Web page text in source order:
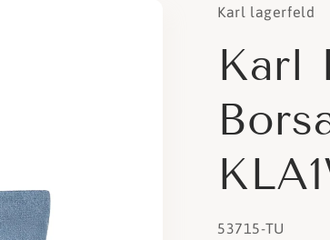
Karl lagerfeld
Karl
SKU:
53715-TU